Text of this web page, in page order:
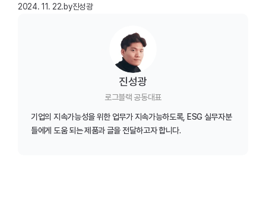
2024. 11. 22.by진성광
진성광
로그블랙 공동대표
기업의 지속가능성을 위한 업무가 지속가능하도록, ESG 실무자분
들에게 도움 되는 제품과 글을 전달하고자 합니다.